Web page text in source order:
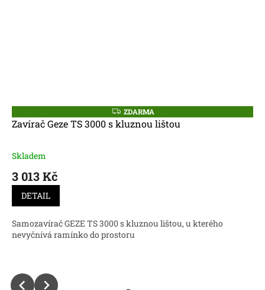
Z
D
A
ZDARMA
Zavírač Geze TS 3000 s kluznou lištou
Průměrné
produktu
5,0
5
hvězdiček.
Skladem
3 013 Kč
DETAIL
Samozavírač GEZE TS 3000 s kluznou lištou, u kterého
nevyčnívá ramínko do prostoru